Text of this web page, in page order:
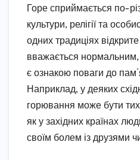
Горе сприймається по-
культури, релігії та
одних традиціях
вважається нормальним,
є ознакою поваги до
Наприклад, у деяких
горювання може бути
як у західних країнах
своїм болем із друзями